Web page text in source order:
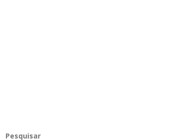
Pesquisar